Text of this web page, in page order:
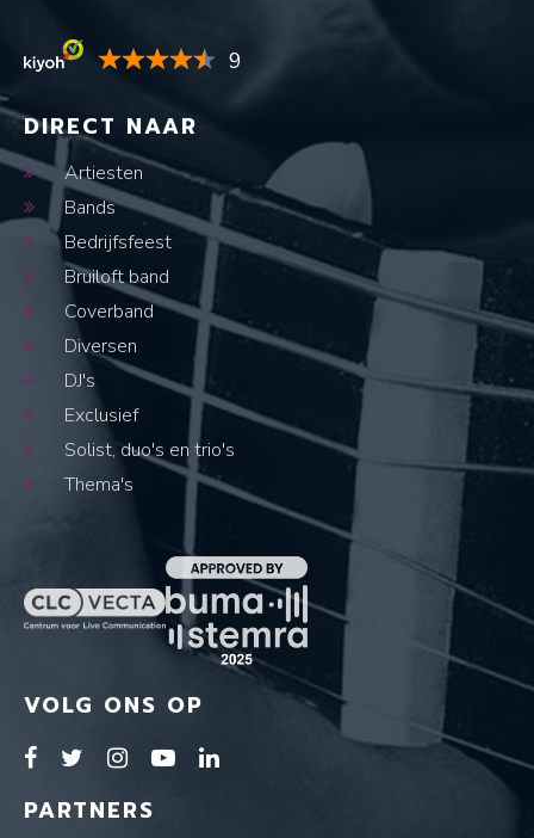
9
DIRECT NAAR
Artiesten
Bands
Bedrijfsfeest
Bruiloft band
Coverband
Diversen
DJ's
Exclusief
Solist, duo's en trio's
Thema's
VOLG ONS OP
PARTNERS